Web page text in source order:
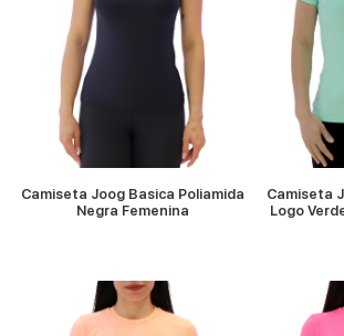
Camiseta Joog Basica Poliamida
Negra Femenina
Camiseta
Logo